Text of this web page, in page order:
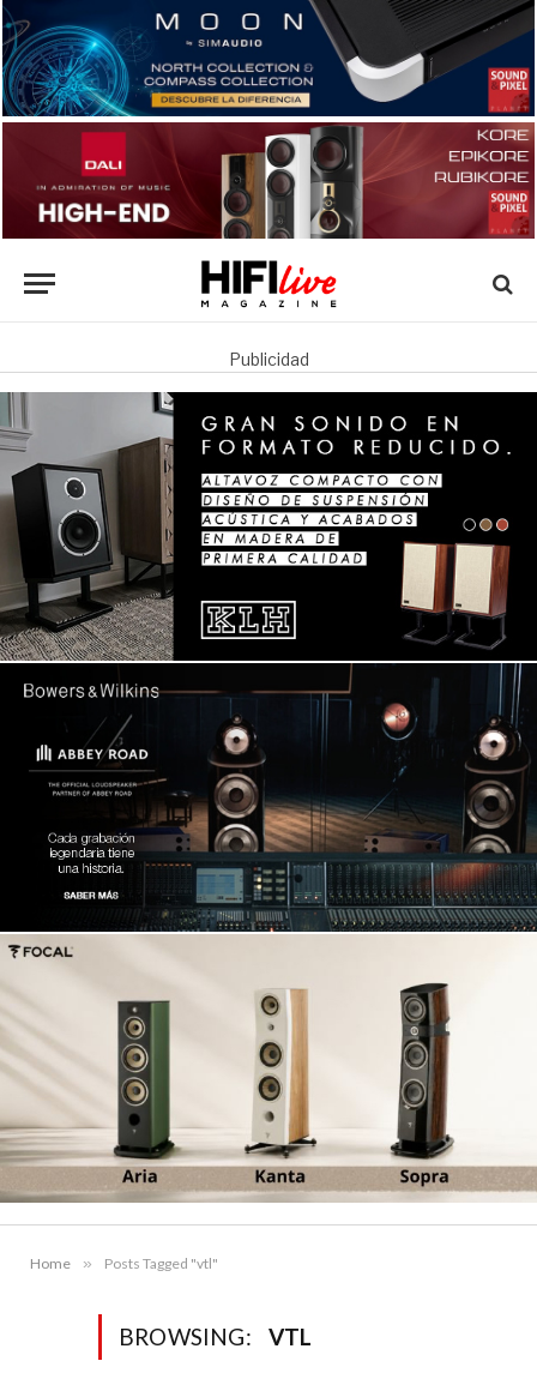
Publicidad
Home » Posts Tagged "vtl"
BROWSING: VTL